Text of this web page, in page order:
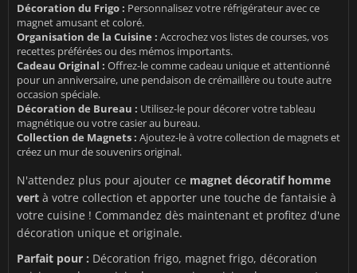
Décoration du Frigo : Personnalisez votre réfrigérateur avec ce
magnet amusant et coloré.
Organisation de la Cuisine : Accrochez vos listes de courses, vos
recettes préférées ou des mémos importants.
Cadeau Original : Offrez-le comme cadeau unique et attentionné
pour un anniversaire, une pendaison de crémaillère ou toute autre
occasion spéciale.
Décoration de Bureau : Utilisez-le pour décorer votre tableau
magnétique ou votre casier au bureau.
Collection de Magnets : Ajoutez-le à votre collection de magnets et
créez un mur de souvenirs original.
N'attendez plus pour ajouter ce magnet décoratif homme
vert à votre collection et apporter une touche de fantaisie à
votre cuisine ! Commandez dès maintenant et profitez d'une
décoration unique et originale.
Parfait pour : Décoration frigo, magnet frigo, décoration